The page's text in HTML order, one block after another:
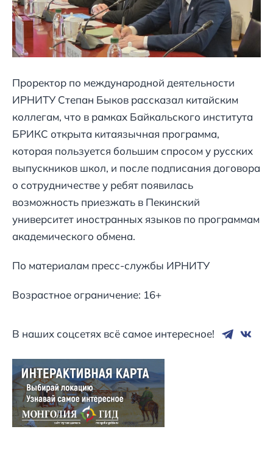
Проректор по международной деятельности
ИРНИТУ Степан Быков рассказал китайским
коллегам, что в рамках Байкальского института
БРИКС открыта китаязычная программа,
которая пользуется большим спросом у русских
выпускников школ, и после подписания договора
о сотрудничестве у ребят появилась
возможность приезжать в Пекинский
университет иностранных языков по программам
академического обмена.
По материалам пресс-службы ИРНИТУ
Возрастное ограничение: 16+
В наших соцсетях всё самое интересное!